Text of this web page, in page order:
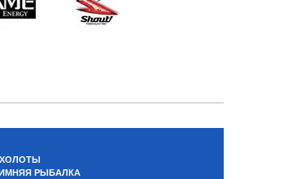
РЫБАЛКА